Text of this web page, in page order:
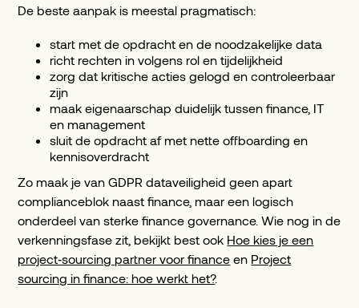
De beste aanpak is meestal pragmatisch:
start met de opdracht en de noodzakelijke data
richt rechten in volgens rol en tijdelijkheid
zorg dat kritische acties gelogd en controleerbaar
zijn
maak eigenaarschap duidelijk tussen finance, IT
en management
sluit de opdracht af met nette offboarding en
kennisoverdracht
Zo maak je van GDPR dataveiligheid geen apart
complianceblok naast finance, maar een logisch
onderdeel van sterke finance governance. Wie nog in de
verkenningsfase zit, bekijkt best ook Hoe kies je een
project‑sourcing partner voor finance en Project
sourcing in finance: hoe werkt het?.